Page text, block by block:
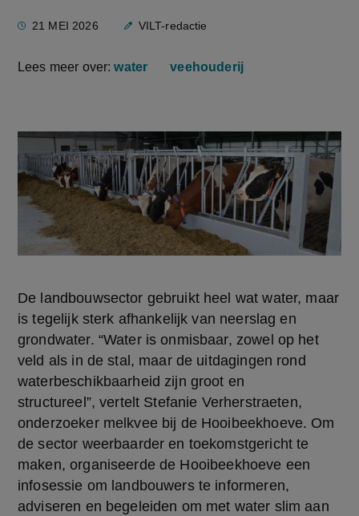
21 MEI 2026 VILT-redactie
Lees meer over:water veehouderij
De landbouwsector gebruikt heel wat water, maar
is tegelijk sterk afhankelijk van neerslag en
grondwater. “Water is onmisbaar, zowel op het
veld als in de stal, maar de uitdagingen rond
waterbeschikbaarheid zijn groot en
structureel”, vertelt Stefanie Verherstraeten,
onderzoeker melkvee bij de Hooibeekhoeve. Om
de sector weerbaarder en toekomstgericht te
maken, organiseerde de Hooibeekhoeve een
infosessie om landbouwers te informeren,
adviseren en begeleiden om met water slim aan